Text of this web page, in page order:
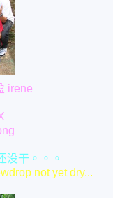
irene
没干。。。
not yet dry...